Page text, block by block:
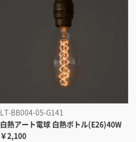
LT-BB004-05-G141
白熱アート電球 白熱ボトル(E26)40W
￥2,100